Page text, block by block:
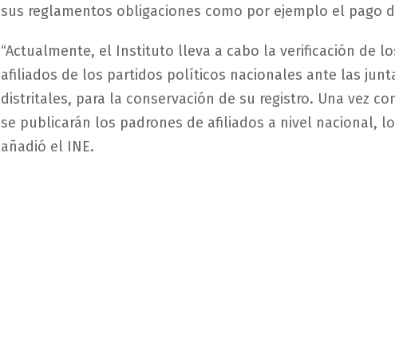
sus reglamentos obligaciones como por ejemplo el pago
“Actualmente, el Instituto lleva a cabo la verificación de
afiliados de los partidos políticos nacionales ante las
distritales, para la conservación de su registro. Una vez
se publicarán los padrones de afiliados a nivel nacional,
añadió el INE.